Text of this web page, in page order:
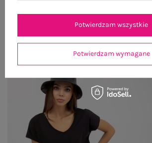
OSTATNIO
Potwierdzam wymagane
Potwierdzam wszystkie